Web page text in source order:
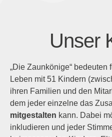
Unser
„Die Zaunkönige“ bedeuten
Leben mit 51 Kindern
ihren Familien und den
dem jeder einzelne das
mitgestalten kann. Dabei
inkludieren und jeder